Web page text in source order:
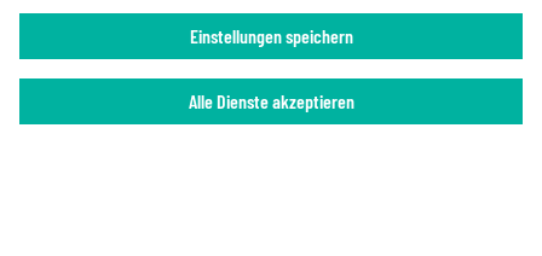
Alle Dienste akzeptieren
Einstellungen speichern